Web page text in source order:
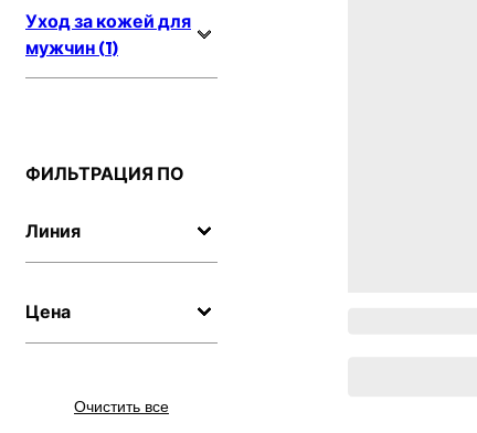
Уход за кожей для
мужчин (1)
ФИЛЬТРАЦИЯ ПО
Линия
Цена
Очистить все